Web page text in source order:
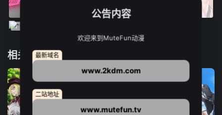
相关推荐
公告内容
欢迎来到MuteFun动漫
最新域名
www.2kdm.com
二站地址
www.mutefun.tv